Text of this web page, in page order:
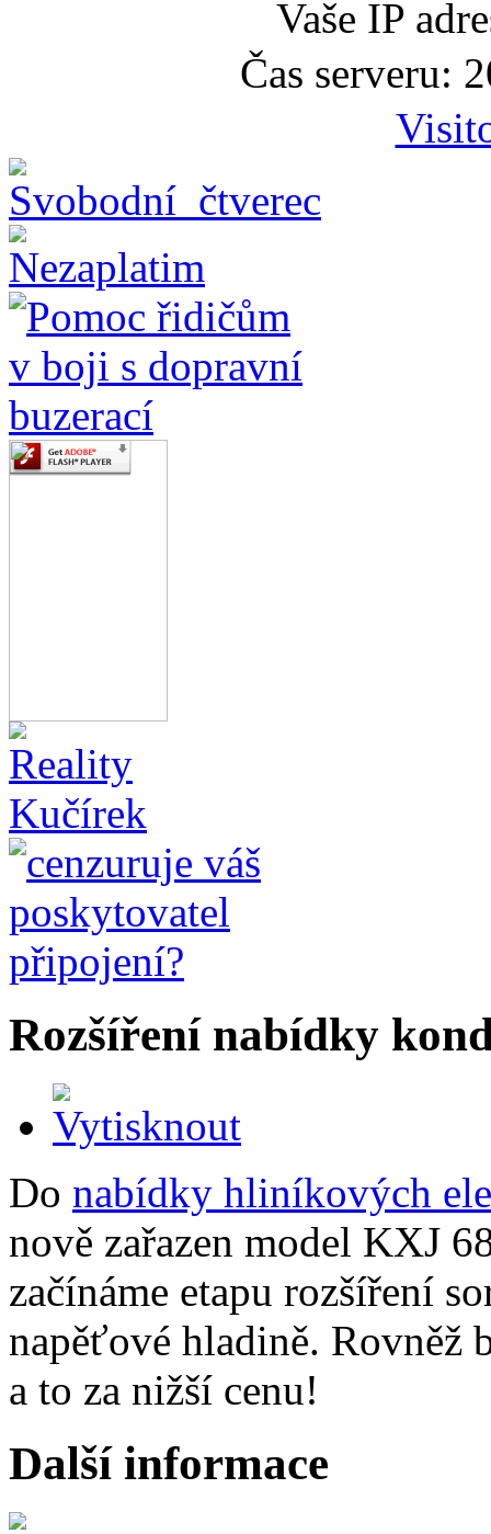
Vaše IP
Čas serveru:
Rozšíření nabídky
Do nabídky hliníkových
nově zařazen model KXJ
začínáme etapu rozšíření
napěťové hladině.
a to za nižší cenu!
Další informace